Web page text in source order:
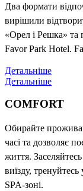
Два формати
вирішили
«Орел і Решка» та
Favor Park Hotel.
Детальніше
Детальніше
COMFORT
Обирайте
часі та дозволяє
життя.
виїзду,
SPA-зоні.